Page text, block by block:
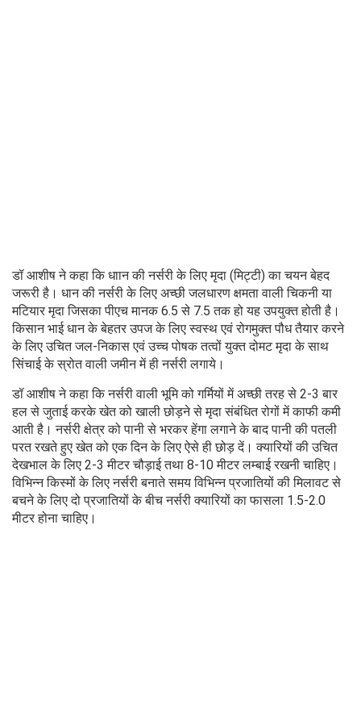
डॉ आशीष ने कहा कि धाान की नर्सरी के लिए मृदा (मिट्टी) का चयन बेहद
जरूरी है। धान की नर्सरी के लिए अच्छी जलधारण क्षमता वाली चिकनी या
मटियार मृदा जिसका पीएच मानक 6.5 से 7.5 तक हो यह उपयुक्त होती है।
किसान भाई धान के बेहतर उपज के लिए स्वस्थ एवं रोगमुक्त पौध तैयार करने
के लिए उचित जल-निकास एवं उच्च पोषक तत्वों युक्त दोमट मृदा के साथ
सिंचाई के स्रोत वाली जमीन में ही नर्सरी लगाये।
डॉ आशीष ने कहा कि नर्सरी वाली भूमि को गर्मियों में अच्छी तरह से 2-3 बार
हल से जुताई करके खेत को खाली छोड़ने से मृदा संबंधित रोगों में काफी कमी
आती है। नर्सरी क्षेत्र को पानी से भरकर हेंगा लगाने के बाद पानी की पतली
परत रखते हुए खेत को एक दिन के लिए ऐसे ही छोड़ दें। क्यारियों की उचित
देखभाल के लिए 2-3 मीटर चौड़ाई तथा 8-10 मीटर लम्बाई रखनी चाहिए।
विभिन्न किस्मों के लिए नर्सरी बनाते समय विभिन्न प्रजातियों की मिलावट से
बचने के लिए दो प्रजातियों के बीच नर्सरी क्यारियों का फासला 1.5-2.0
मीटर होना चाहिए।